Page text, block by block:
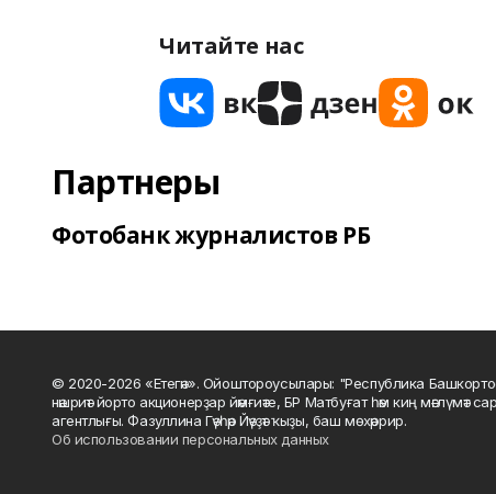
Читайте нас
Партнеры
Фотобанк журналистов РБ
© 2020-2026 «Етегән». Ойоштороусылары: "Республика
нәшриәт йорто акционерҙар йәмғиәте, БР Матбуғат һәм киң мәғлүмәт
агентлығы. Фазуллина Гәүһәр Йәүҙәт ҡыҙы, баш мөхәррир.
Об использовании персональных данных